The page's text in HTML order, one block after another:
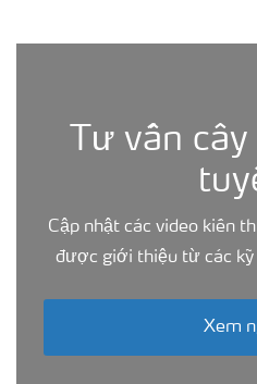
Tư vấn
Cập nhật các video kiến
được giới thiệu từ các kỹ
Xem